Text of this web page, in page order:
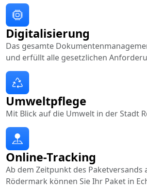
Online-Tracking
Ab dem Zeitpunkt des Paketversands
Rödermark können Sie Ihr Paket in
Digitalisierung
Das gesamte
und erfüllt alle gesetzlichen
Umweltpflege
Mit Blick auf die Umwelt in der Stadt